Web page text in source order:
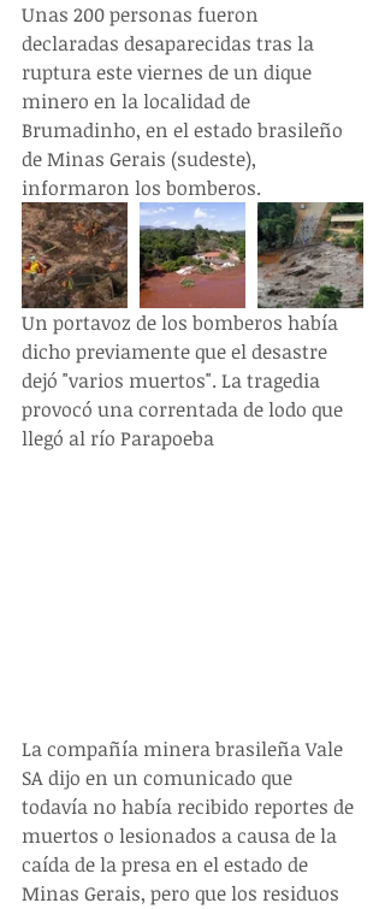
Unas 200 personas fueron
declaradas desaparecidas tras la
ruptura este viernes de un dique
minero en la localidad de
Brumadinho, en el estado brasileño
de Minas Gerais (sudeste),
informaron los bomberos.
Un portavoz de los bomberos había
dicho previamente que el desastre
dejó "varios muertos". La tragedia
provocó una correntada de lodo que
llegó al río Parapoeba
La compañía minera brasileña Vale
SA dijo en un comunicado que
todavía no había recibido reportes de
muertos o lesionados a causa de la
caída de la presa en el estado de
Minas Gerais, pero que los residuos